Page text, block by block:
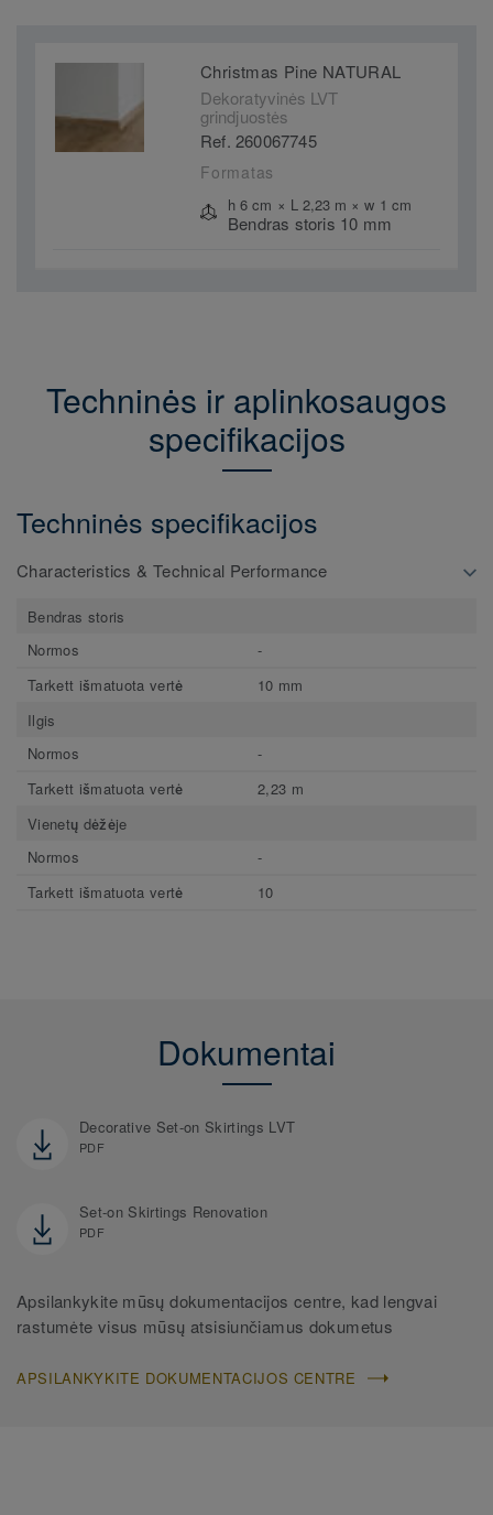
Christmas Pine NATURAL
Dekoratyvinės LVT
grindjuostės
Ref. 260067745
Formatas
h 6 cm × L 2,23 m × w 1 cm
Bendras storis 10 mm
Techninės ir aplinkosaugos
specifikacijos
Techninės specifikacijos
Characteristics & Technical Performance
Bendras storis
Normos
-
Tarkett išmatuota vertė
10 mm
Ilgis
Normos
-
Tarkett išmatuota vertė
2,23 m
Vienetų dėžėje
Normos
-
Tarkett išmatuota vertė
10
Dokumentai
Decorative Set-on Skirtings LVT
PDF
Set-on Skirtings Renovation
PDF
Apsilankykite mūsų dokumentacijos centre, kad lengvai
rastumėte visus mūsų atsisiunčiamus dokumetus
APSILANKYKITE DOKUMENTACIJOS CENTRE